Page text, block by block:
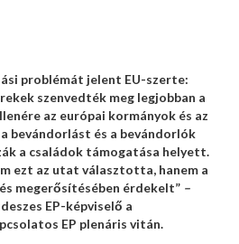
problémát jelent EU-szerte:
szenvedték meg legjobban a
az európai kormányok és az
bevándorlást és a bevándorlók
a családok támogatása helyett.
ezt az utat választotta, hanem a
megerősítésében érdekelt” –
EP-képviselő a
EP plenáris vitán.